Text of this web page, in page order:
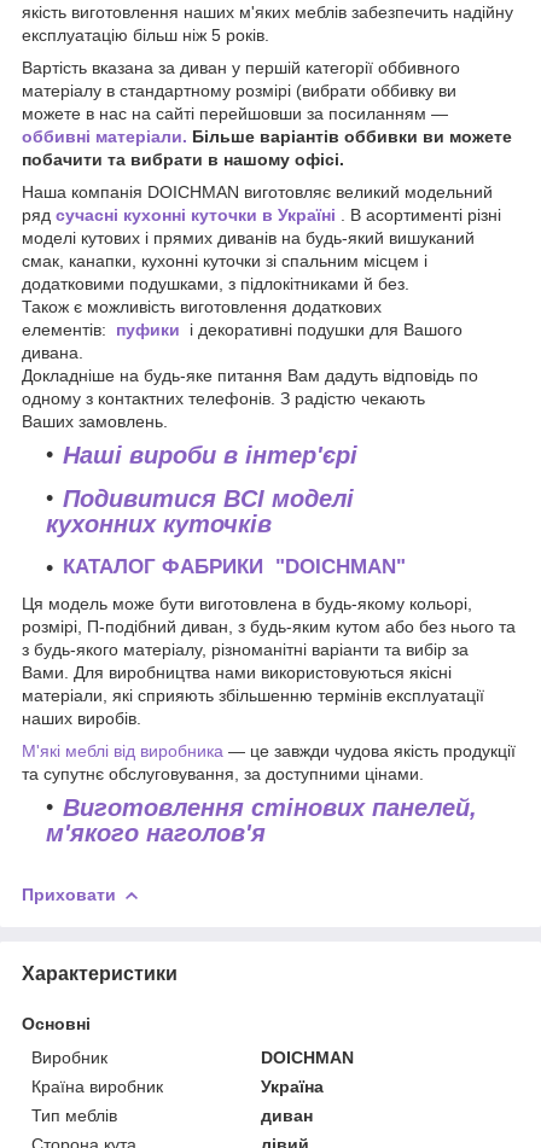
якість виготовлення наших м'яких меблів забезпечить надійну
експлуатацію більш ніж 5 років.
Вартість вказана за диван у першій категорії оббивного
матеріалу в стандартному розмірі (вибрати оббивку ви
можете в нас на сайті перейшовши за посиланням —
оббивні матеріали. Більше варіантів оббивки ви можете
побачити та вибрати в нашому офісі.
Наша компанія DOICHMAN виготовляє великий модельний
ряд сучасні кухонні куточки в Україні
. В асортименті різні
моделі кутових і прямих диванів на будь-який вишуканий
смак, канапки, кухонні куточки зі спальним місцем і
додатковими подушками, з підлокітниками й без.
Також є можливість виготовлення додаткових
елементів: пуфики і декоративні подушки для Вашого
дивана.
Докладніше на будь-яке питання Вам дадуть відповідь по
одному з контактних телефонів. З радістю чекають
Ваших замовлень.
Наші вироби в інтер'єрі
Подивитися ВСІ моделі
кухонних куточків
КАТАЛОГ ФАБРИКИ "DOICHMAN"
Ця модель може бути виготовлена в будь-якому кольорі,
розмірі, П-подібний диван, з будь-яким кутом або без нього та
з будь-якого матеріалу, різноманітні варіанти та вибір за
Вами. Для виробництва нами використовуються якісні
матеріали, які сприяють збільшенню термінів експлуатації
наших виробів.
М'які меблі від виробника — це завжди чудова якість продукції
та супутнє обслуговування, за доступними цінами.
Виготовлення стінових панелей,
м'якого наголов'я
Приховати
Характеристики
Основні
Виробник
DOICHMAN
Країна виробник
Україна
Тип меблів
диван
Сторона кута
лівий